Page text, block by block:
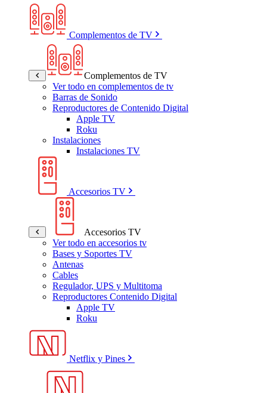
Complementos de TV
Complementos de TV
Ver todo en complementos de tv
Barras de Sonido
Reproductores de Contenido Digital
Apple TV
Roku
Instalaciones
Instalaciones TV
Accesorios TV
Accesorios TV
Ver todo en accesorios tv
Bases y Soportes TV
Antenas
Cables
Regulador, UPS y Multitoma
Reproductores Contenido Digital
Apple TV
Roku
Netflix y Pines